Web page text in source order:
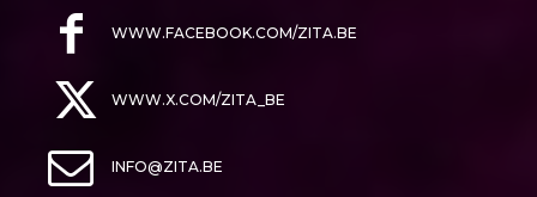
WWW.FACEBOOK.COM/ZITA.BE
WWW.X.COM/ZITA_BE
INFO@ZITA.BE